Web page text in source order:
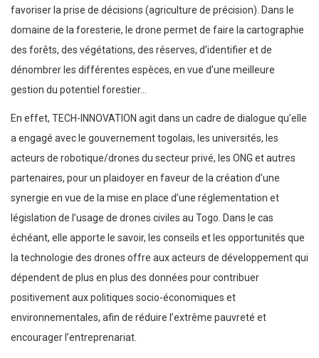
favoriser la prise de décisions (agriculture de précision). Dans le
domaine de la foresterie, le drone permet de faire la cartographie
des forêts, des végétations, des réserves, d’identifier et de
dénombrer les différentes espèces, en vue d’une meilleure
gestion du potentiel forestier…
En effet, TECH-INNOVATION agit dans un cadre de dialogue qu’elle
a engagé avec le gouvernement togolais, les universités, les
acteurs de robotique/drones du secteur privé, les ONG et autres
partenaires, pour un plaidoyer en faveur de la création d’une
synergie en vue de la mise en place d’une réglementation et
législation de l’usage de drones civiles au Togo. Dans le cas
échéant, elle apporte le savoir, les conseils et les opportunités que
la technologie des drones offre aux acteurs de développement qui
dépendent de plus en plus des données pour contribuer
positivement aux politiques socio-économiques et
environnementales, afin de réduire l’extrême pauvreté et
encourager l’entreprenariat.